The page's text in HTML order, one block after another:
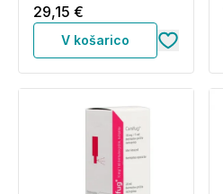
29,15 €
V košarico